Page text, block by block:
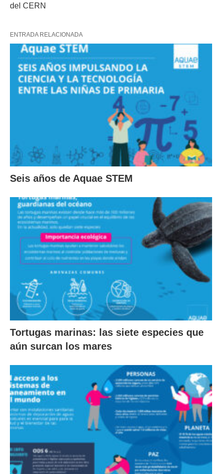
del CERN
ENTRADA RELACIONADA
Seis años de Aquae STEM
Tortugas marinas: las siete especies que
aún surcan los mares